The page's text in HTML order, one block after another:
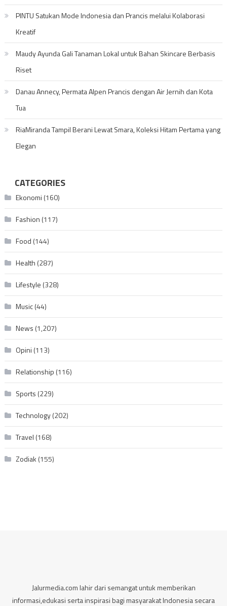
PINTU Satukan Mode Indonesia dan Prancis melalui Kolaborasi
Kreatif
Maudy Ayunda Gali Tanaman Lokal untuk Bahan Skincare Berbasis
Riset
Danau Annecy, Permata Alpen Prancis dengan Air Jernih dan Kota
Tua
RiaMiranda Tampil Berani Lewat Smara, Koleksi Hitam Pertama yang
Elegan
CATEGORIES
Ekonomi (160)
Fashion (117)
Food (144)
Health (287)
Lifestyle (328)
Music(44)
News (1,207)
Opini (113)
Relationship (116)
Sports (229)
Technology(202)
Travel (168)
Zodiak (155)
Jalurmedia.com lahir dari semangat untuk memberikan
informasi,edukasi serta inspirasi bagi masyarakat Indonesia secara